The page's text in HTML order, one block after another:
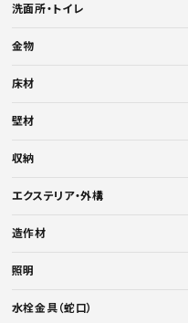
洗面所・トイレ
金物
床材
壁材
収納
エクステリア・外構
造作材
照明
水栓金具（蛇口）